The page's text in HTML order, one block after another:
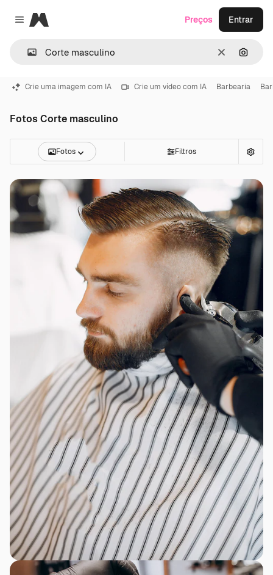
Close menu
Magnific
Limpar
Preços Entrar
Crie uma imagem com IA Crie um vídeo com IA Barbearia
Fotos Corte masculino
Fotos Filtros